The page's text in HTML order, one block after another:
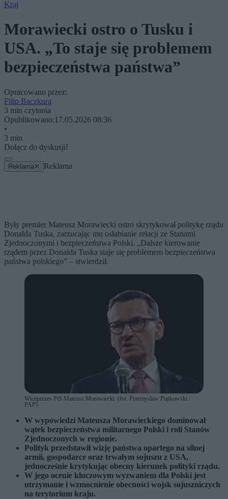
Kraj
Morawiecki ostro o Tusku i
USA. „To staje się problemem
bezpieczeństwa państwa”
Opracowano przez:
Filip Baczkura
3 min czytania
Opublikowano:17.05.2026 08:36
•
3 min
Dołącz do dyskusji!
Reklama ✕ Reklama
Były premier Mateusz Morawiecki ostro skrytykował politykę rządu
Donalda Tuska, zarzucając mu osłabianie relacji ze Stanami
Zjednoczonymi i bezpieczeństwa Polski. „Dalsze kierowanie
rządem przez Donalda Tuska staje się problemem bezpieczeństwa
państwa polskiego” – stwierdził.
Wiceprezes PiS Mateusz Morawiecki. (fot. Przemysław Piątkowski /
PAP)
W wypowiedzi Mateusza Morawieckiego dominował
wątek bezpieczeństwa militarnego Polski i roli Stanów
Zjednoczonych w regionie.
Polityk przedstawił wizję państwa opartego na silnej
armii, gospodarce oraz trwałym sojuszu z USA,
jednocześnie krytykując obecny kierunek polityki rządu.
W jego ocenie kluczowym wyzwaniem dla Polski jest
utrzymanie i wzmocnienie obecności wojsk sojuszniczych
na terytorium kraju.